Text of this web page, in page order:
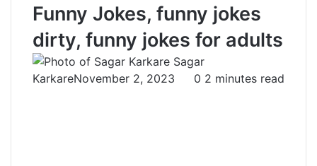
Funny Jokes, funny jokes
dirty, funny jokes for adults
Sagar
KarkareNovember 2, 2023 0 2 minutes read